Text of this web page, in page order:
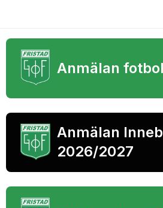
VÅRA LAG
MATCHER
STÖDJANDE MEDLEM
BILDGALLERI
Anmälan
Anmälan
2026/2027